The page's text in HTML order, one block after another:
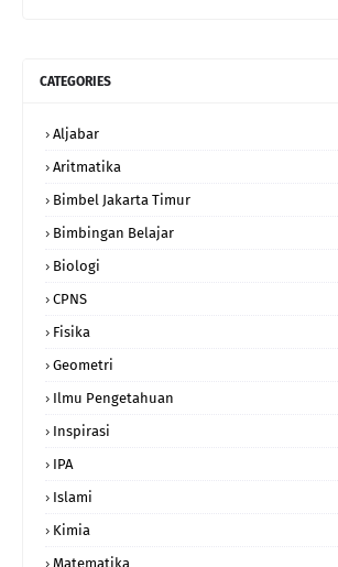
CATEGORIES
Aljabar
Aritmatika
Bimbel Jakarta Timur
Bimbingan Belajar
Biologi
CPNS
Fisika
Geometri
Ilmu Pengetahuan
Inspirasi
IPA
Islami
Kimia
Matematika